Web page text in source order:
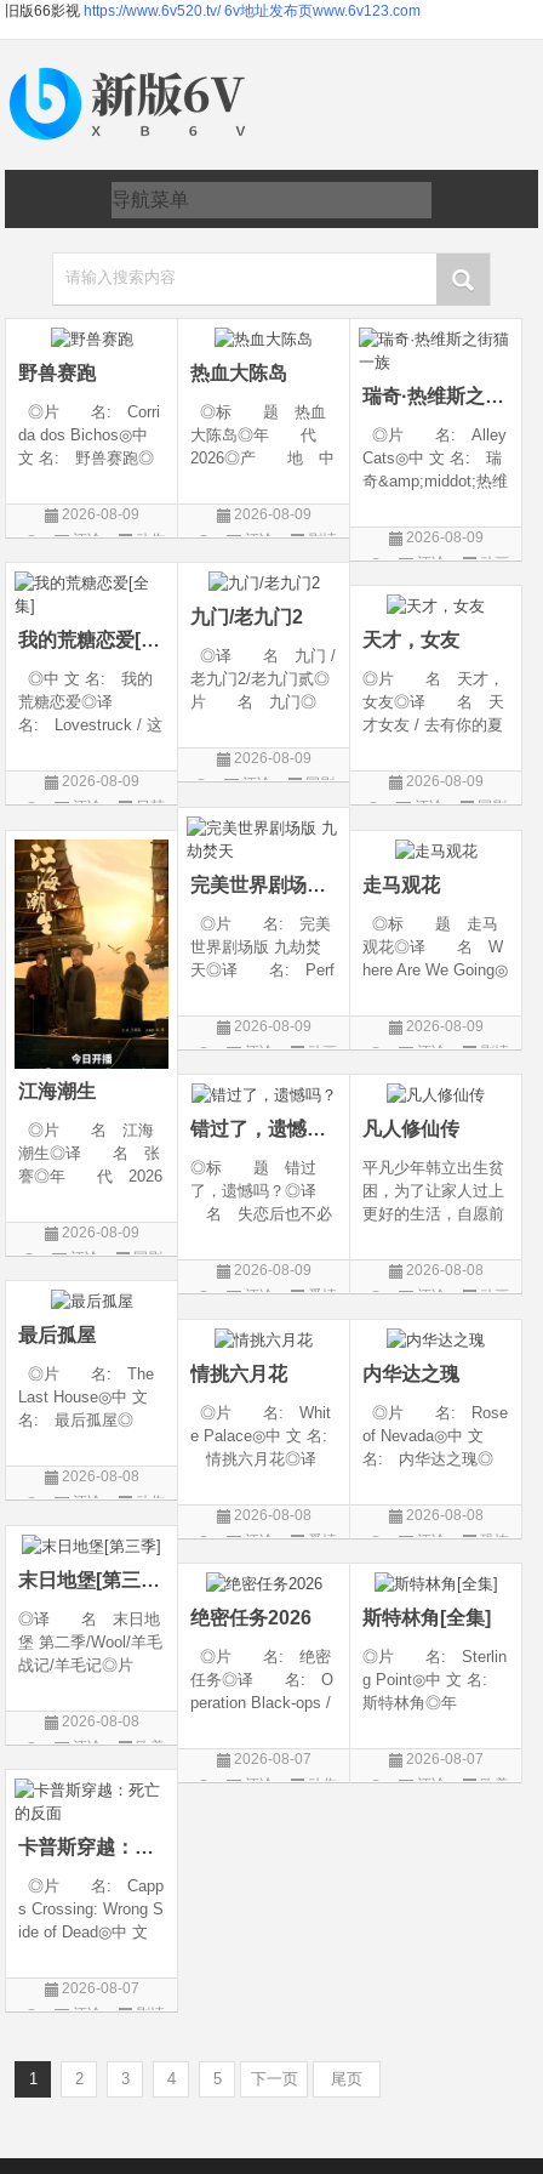
旧版66影视 https://www.6v520.tv/ 6v地址发布页www.6v123.com
请输入搜索内容
野兽赛跑
◎片 名: Corri
da dos Bichos◎中
文 名: 野兽赛跑◎
ace◎年 代: 20
26◎产 地: 巴
作 / 科幻 / 惊悚 / 犯
罪 / 冒险◎语
2026-08-09
评论
动作
片
热血大陈岛
◎标 题 热血
大陈岛◎年 代
2026◎产 地 中
剧情◎语 言 汉
语普通话◎上映日
大陆网络)◎豆瓣链
接 https://movie.
2026-08-09
评论
剧情
片
瑞奇·热维斯之街猫一族
◎片 名: Alley
Cats◎中 文 名: 瑞
奇&amp;middot;热维
代: 2026◎产
地: 英国◎类
短片◎语 言:
英语◎上映日期:
2026-08-09
评论
动画
片
我的荒糖恋爱[全集]
◎中 文 名: 我的
荒糖恋爱◎译
名: Lovestruck / 这
的爱情◎年 代:
2026◎产 地:
剧情 / 爱情◎语
言: 韩语◎上
2026-08-09
评论
日韩
剧
九门/老九门2
◎译 名 九门 /
老九门2/老九门贰◎
片 名 九门◎
产 地 中国大陆
◎类 别 剧情 /
言 汉语普通话◎上
映日期 2026-07
2026-08-09
评论
国剧
天才，女友
◎片 名 天才，
女友◎译 名 天
才女友 / 去有你的夏
年 代 2026◎
产 地 中国大陆
爱情◎语 言 汉
语普通话◎上映日期
2026-08-09
评论
国剧
完美世界剧场版 九劫焚天
◎片 名: 完美
世界剧场版 九劫焚
天◎译 名: Perf
ne Calamities Burnin
g Heaven / Perfect
ribulations Incinerate
the H
2026-08-09
评论
动画
片
江海潮生
◎片 名 江海
潮生◎译 名 张
謇◎年 代 2026
陆◎类 别 传记
/ 历史 / 古装◎语
上映日期 2026-07-
20(中国大陆)◎
2026-08-09
评论
国剧
走马观花
◎标 题 走马
观花◎译 名 W
here Are We Going◎
产 地 中国大陆
◎类 别 剧情◎
话◎上映日期 2026
-06-12(中国大陆)◎
2026-08-09
评论
剧情
片
错过了，遗憾吗？
◎标 题 错过
了，遗憾吗？◎译
名 失恋后也不必
rself◎年 代 20
26◎产 地 中国
剧 / 爱情◎语
言 汉语普通话◎上
映
2026-08-09
评论
爱情
片
凡人修仙传
平凡少年韩立出生贫
困，为了让家人过上
更好的生活，自愿前
核，最终被墨大夫收
入门下。 墨大夫一
养、传授医术，让韩
立对他非常感激，但
随着一同入
2026-08-08
评论
动画
片
最后孤屋
◎片 名: The
Last House◎中 文
名: 最后孤屋◎
Eleven Eight One S
even◎年 代: 2
国 / 法国 / 美国◎
类 别: 动作 /
2026-08-08
评论
动作
片
情挑六月花
◎片 名: Whit
e Palace◎中 文 名:
情挑六月花◎译
道之恋 / 白色宫殿◎
年 代: 1990◎
类 别: 剧情 / 爱
情◎语
2026-08-08
评论
爱情
片
内华达之瑰
◎片 名: Rose
of Nevada◎中 文
名: 内华达之瑰◎
玫瑰 / 英伦转生号
(港) / 谜航(台)◎年
地: 英国◎类
别: 剧情 / 恐
2026-08-08
评论
恐怖
片
末日地堡[第三季]
◎译 名 末日地
堡 第二季/Wool/羊毛
战记/羊毛记◎片
◎年 代 2024◎
产 地 美国◎
幻 / 悬疑◎语
言 英语◎上映日
2026-08-08
评论
欧美
剧
绝密任务2026
◎片 名: 绝密
任务◎译 名: O
peration Black-ops /
&amp;middot;绝密任
务◎年 代: 202
2026-08-07
评论
动作
斯特林角[全集]
◎片 名: Sterlin
g Point◎中 文 名:
斯特林角◎年
地: 美国◎类
别: 剧情◎语
2026-08-07
评论
欧美
卡普斯穿越：死亡的反面
◎片 名: Capp
s Crossing: Wrong S
ide of Dead◎中 文
死亡的反面◎年
代: 2026◎产
悚 / 犯罪◎语
2026-08-07
评论
剧情
1 2 3 4 5 下一页 尾页